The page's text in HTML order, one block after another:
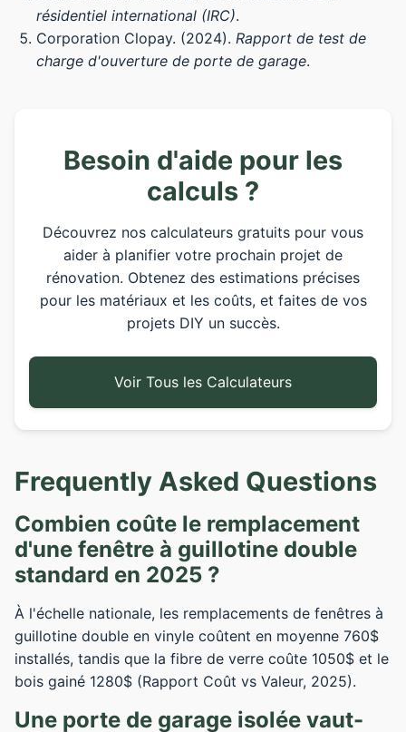
résidentiel international (IRC).
Corporation Clopay. (2024). Rapport de test de
charge d'ouverture de porte de garage.
Besoin d'aide pour les
calculs ?
Découvrez nos calculateurs gratuits pour vous
aider à planifier votre prochain projet de
rénovation. Obtenez des estimations précises
pour les matériaux et les coûts, et faites de vos
projets DIY un succès.
Voir Tous les Calculateurs
Frequently Asked Questions
Combien coûte le remplacement
d'une fenêtre à guillotine double
standard en 2025 ?
À l'échelle nationale, les remplacements de fenêtres à
guillotine double en vinyle coûtent en moyenne 760$
installés, tandis que la fibre de verre coûte 1050$ et le
bois gainé 1280$ (Rapport Coût vs Valeur, 2025).
Une porte de garage isolée vaut-